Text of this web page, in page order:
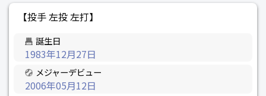
【投手 左投 左打】
誕生日
1983年12月27日
メジャーデビュー
2006年05月12日